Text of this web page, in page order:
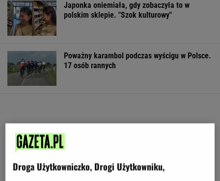
Japonka oniemiała, gdy zobaczyła to w
polskim sklepie. "Szok kulturowy"
Poważny karambol podczas wyścigu w Polsce.
17 osób rannych
Droga Użytkowniczko, Drogi Użytkowniku,